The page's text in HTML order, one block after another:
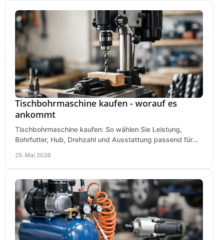
Tischbohrmaschine kaufen - worauf es
ankommt
Tischbohrmaschine kaufen: So wählen Sie Leistung,
Bohrfutter, Hub, Drehzahl und Ausstattung passend für
25. Mai 2026